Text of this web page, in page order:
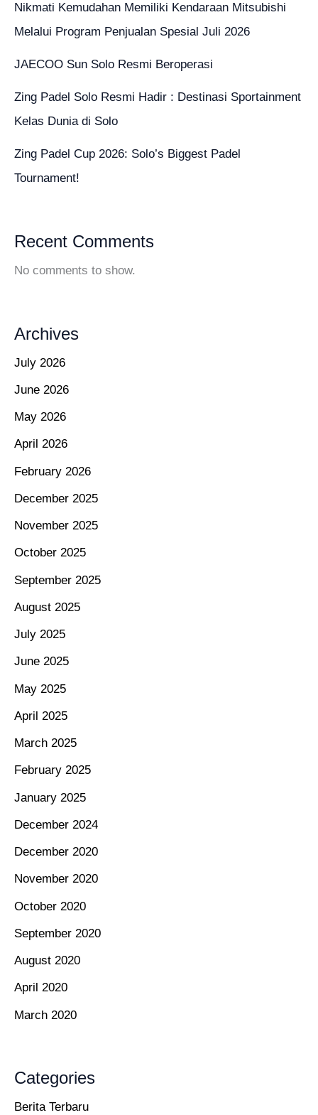
Nikmati Kemudahan Memiliki Kendaraan Mitsubishi
Melalui Program Penjualan Spesial Juli 2026
JAECOO Sun Solo Resmi Beroperasi
Zing Padel Solo Resmi Hadir : Destinasi Sportainment
Kelas Dunia di Solo
Zing Padel Cup 2026: Solo’s Biggest Padel
Tournament!
Recent Comments
No comments to show.
Archives
July 2026
June 2026
May 2026
April 2026
February 2026
December 2025
November 2025
October 2025
September 2025
August 2025
July 2025
June 2025
May 2025
April 2025
March 2025
February 2025
January 2025
December 2024
December 2020
November 2020
October 2020
September 2020
August 2020
April 2020
March 2020
Categories
Berita Terbaru